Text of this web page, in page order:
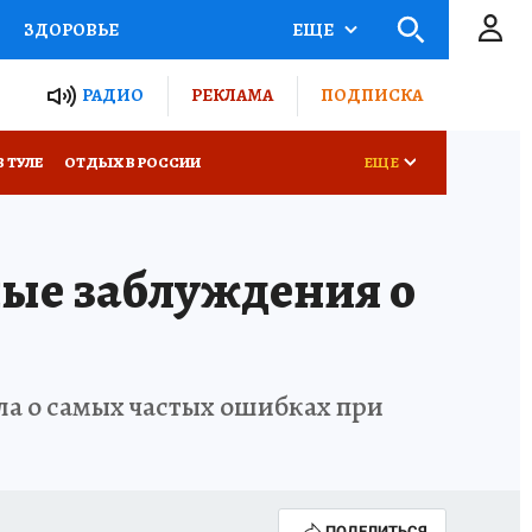
ЗДОРОВЬЕ
РОССИИ
ПОТРЕБИТЕЛЯ
ЕЩЕ
РАДИО РЕКЛАМА ПОДПИСКА
ТУЛЕ ОТДЫХ В РОССИИ ЕЩЕ
заблуждения о
о самых частых ошибках при